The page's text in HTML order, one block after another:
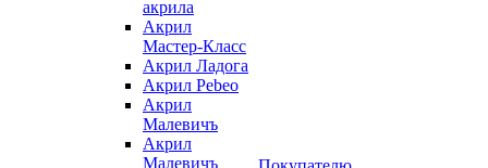
акрила
Акрил
Мастер-Класс
Акрил Ладога
Акрил Pebeo
Акрил
Малевичъ
Акрил
Малевичъ